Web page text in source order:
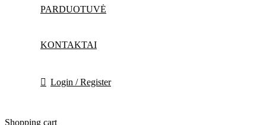
PARDUOTUVĖ
KONTAKTAI
Login / Register
Shopping cart